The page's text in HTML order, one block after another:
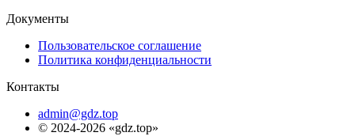
Документы
Пользовательское соглашение
Политика конфиденциальности
Контакты
admin@gdz.top
© 2024-2026 «gdz.top»